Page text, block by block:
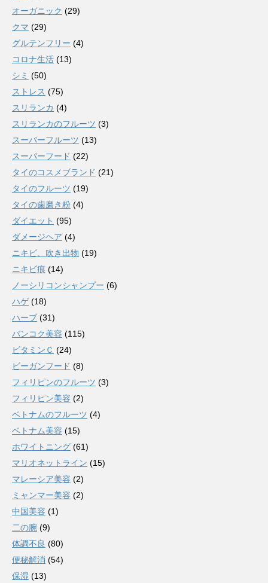
オーガニック (29)
クマ (29)
グルテンフリー (4)
コロナ生活 (13)
シミ (50)
ストレス (75)
スリランカ (4)
スリランカのフルーツ (3)
スーパーフルーツ (13)
スーパーフード (22)
タイのコスメブランド (21)
タイのフルーツ (19)
タイの歯磨き粉 (4)
ダイエット (95)
ダメージヘア (4)
ニキビ、吹き出物 (19)
ニキビ痕 (14)
ノーシリコンシャンプー (6)
ハゲ(18)
ハーブ (31)
バンコク美容 (115)
ビタミンＣ (24)
ビーガンフード (8)
フィリピンのフルーツ (3)
フィリピン美容 (2)
ベトナムのフルーツ (4)
ベトナム美容 (15)
ホワイトニング (61)
マリオネットライン (15)
マレーシア美容 (2)
ミャンマー美容 (2)
中国美容 (1)
二の腕 (9)
体調不良 (80)
便秘解消 (54)
保湿 (13)